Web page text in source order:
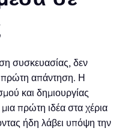
συσκευασίας, δεν
πρώτη απάντηση. Η
και δημιουργίας
πρώτη ιδέα στα χέρια
ήδη λάβει υπόψη την